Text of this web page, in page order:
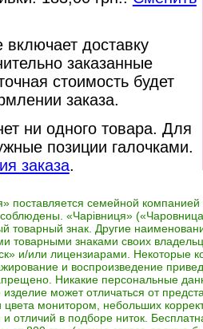
включает доставку
заказанные
стоимость будет
заказа.
ни одного товара. Для
позиции галочками.
заказа.
поставляется семейной компанией
«Чарівниця»
товарный знак. Другие
товарными знаками своих
и/или лицензиарами. Некоторые
и воспроизведение
Никакие персональные
может отличаться от
цвета монитором, небольших
отличий в подборе ниток.